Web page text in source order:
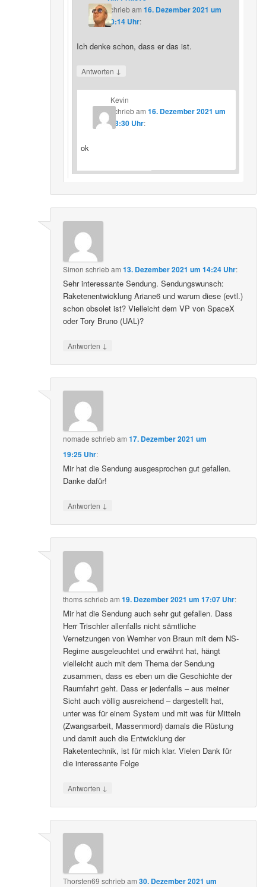
schriebam 16. Dezember 2021 um
20:14 Uhr:
Ich denke schon, dass er das ist.
Antworten ↓
Kevin
schriebam16. Dezember 2021 um
23:30 Uhr:
ok
Simon schriebam13. Dezember 2021 um 14:24 Uhr:
Sehr interessante Sendung. Sendungswunsch:
Raketenentwicklung Ariane6 und warum diese (evtl.)
schon obsolet ist? Vielleicht dem VP von SpaceX
oder Tory Bruno (UAL)?
Antworten ↓
nomade schriebam17. Dezember 2021 um
19:25 Uhr:
Mir hat die Sendung ausgesprochen gut gefallen.
Danke dafür!
Antworten ↓
thomsschriebam19. Dezember 2021 um 17:07 Uhr:
Mir hat die Sendung auch sehr gut gefallen. Dass
Herr Trischler allenfalls nicht sämtliche
Vernetzungen von Wernher von Braun mit dem NS-
Regime ausgeleuchtet und erwähnt hat, hängt
vielleicht auch mit dem Thema der Sendung
zusammen, dass es eben um die Geschichte der
Raumfahrt geht. Dass er jedenfalls – aus meiner
Sicht auch völlig ausreichend – dargestellt hat,
unter was für einem System und mit was für Mitteln
(Zwangsarbeit, Massenmord) damals die Rüstung
und damit auch die Entwicklung der
Raketentechnik, ist für mich klar. Vielen Dank für
die interessante Folge
Antworten ↓
Thorsten69 schriebam30. Dezember 2021 um